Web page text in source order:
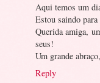
Aqui temos um
Estou saindo
Querida amiga,
seus!
Um grande
Reply